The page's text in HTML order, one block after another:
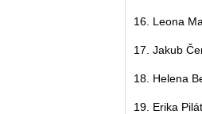
16. Leona
17. Jakub
18. Helena
19. Erika